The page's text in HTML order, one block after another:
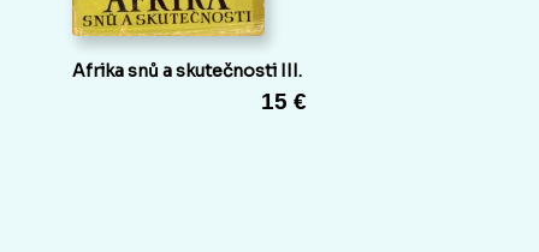
Afrika snů a skutečnosti III.
15 €